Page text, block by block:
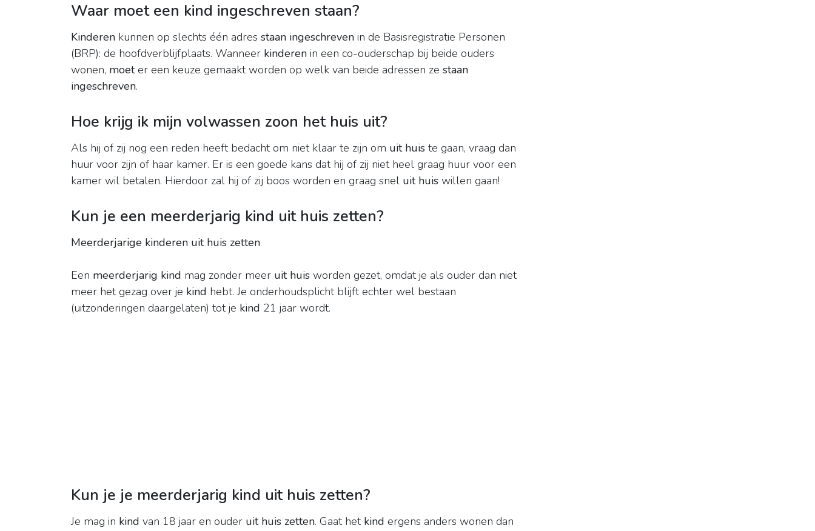
Waar moet een kind ingeschreven staan?
Kinderen kunnen op slechts één adres staan ingeschreven in de Basisregistratie Personen
(BRP): de hoofdverblijfplaats. Wanneer kinderen in een co-ouderschap bij beide ouders
wonen, moeter een keuze gemaakt worden op welk van beide adressen ze staan
ingeschreven.
Hoe krijg ik mijn volwassen zoon het huis uit?
Als hij of zij nog een reden heeft bedacht om niet klaar te zijn om uit huis te gaan, vraag dan
huur voor zijn of haar kamer. Er is een goede kans dat hij of zij niet heel graag huur voor een
kamer wil betalen. Hierdoor zal hij of zij boos worden en graag snel uit huis willen gaan!
Kun je een meerderjarig kind uit huis zetten?
Meerderjarige kinderen uit huis zetten
Een meerderjarig kind mag zonder meer uit huis worden gezet, omdat je als ouder dan niet
meer het gezag over je kind hebt. Je onderhoudsplicht blijft echter wel bestaan
(uitzonderingen daargelaten) tot je kind 21 jaar wordt.
Kun je je meerderjarig kind uit huis zetten?
Je mag in kind van 18 jaar en ouder uit huis zetten. Gaat het kind ergens anders wonen dan